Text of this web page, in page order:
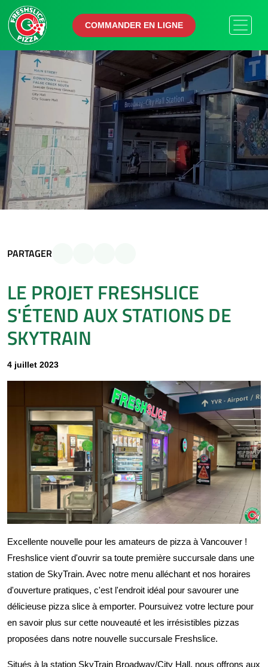
COMMANDER EN LIGNE
COMMANDER EN LIGNE
LE PROJET FRESHSLICE
S'ÉTEND AUX STATIONS DE
SKYTRAIN
4 juillet 2023
Excellente nouvelle pour les amateurs de pizza à Vancouver !
Freshslice vient d'ouvrir sa toute première succursale dans une
station de SkyTrain. Avec notre menu alléchant et nos horaires
d'ouverture pratiques, c'est l'endroit idéal pour savourer une
délicieuse pizza slice à emporter. Poursuivez votre lecture pour
en savoir plus sur cette nouveauté et les irrésistibles pizzas
proposées dans notre nouvelle succursale Freshslice.
Situés à la station SkyTrain Broadway/City Hall, nous offrons aux
PARTAGER